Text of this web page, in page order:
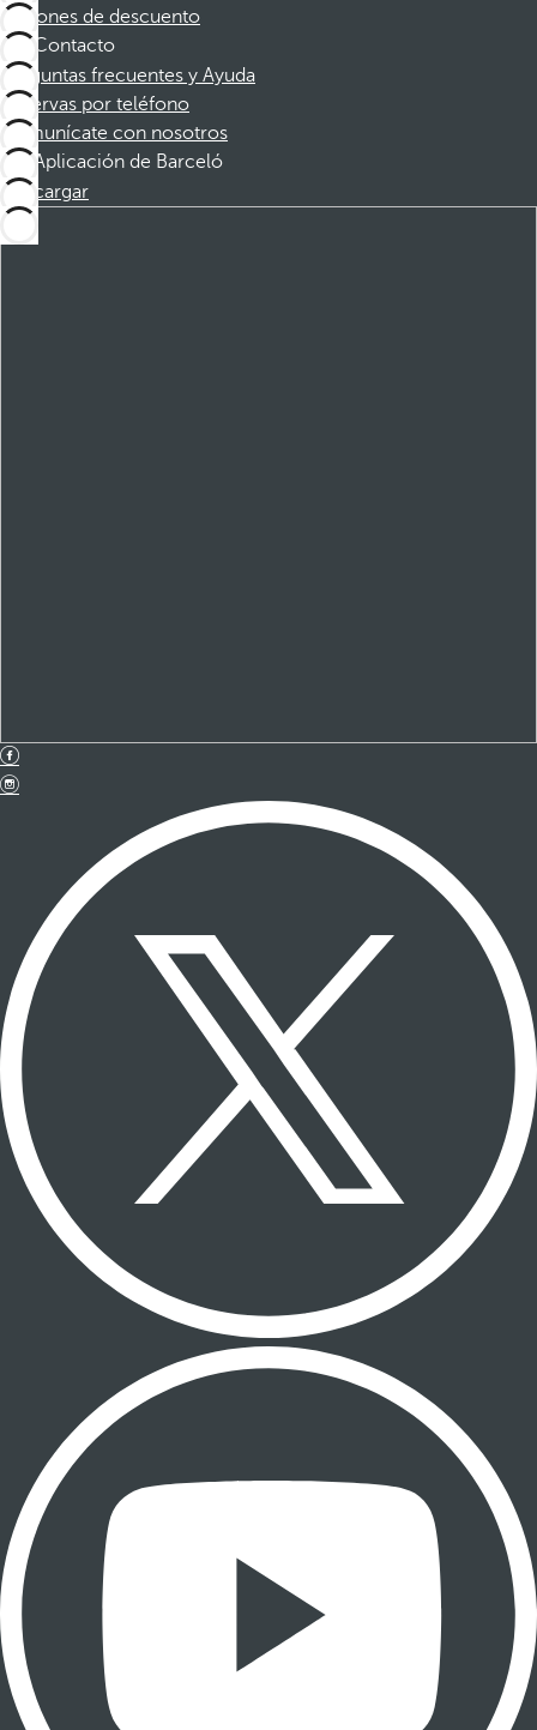
Cupones de descuento
Contacto
Preguntas frecuentes y Ayuda
Reservas por teléfono
Comunícate con nosotros
Aplicación de Barceló
Descargar